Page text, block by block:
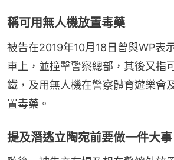
稱可用無人機放置毒藥
被告在2019年10月18日曾與WP表
車上，並撞擊警察總部，其後又指
鐵，及用無人機在警察體育遊樂會
置毒藥。
提及潛逃立陶宛前要做一件大事